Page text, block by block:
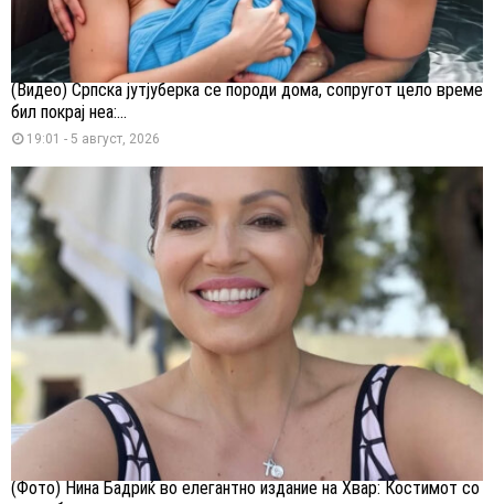
(Видео) Српска јутјуберка се породи дома, сопругот цело време
бил покрај неа:...
19:01 - 5 август, 2026
(Фото) Нина Бадриќ во елегантно издание на Хвар: Костимот со